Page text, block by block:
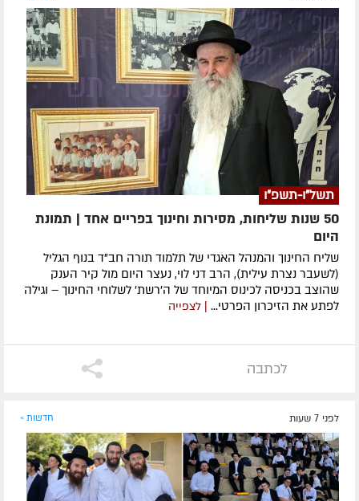
תשל"ו-תשפ"ו
50 שנות שליחות, מסירות וחינוך בפריים אחד | תמונת
היום
שליח החינוך והמנהל האגדי של תלמוד תורה חב"ד בנוף הגליל
(לשעבר נצרת עילית), הרב דני לוי, נעצר היום מול קיר הענק
שהוצב בכניסה לכינוס המיוחד של ה'רשת' לשלוחי החינוך – וגילה
לפתע את הזיכרון הפרטי... | לצפייה
לכתבה
לפני 7 שעות חדשות »